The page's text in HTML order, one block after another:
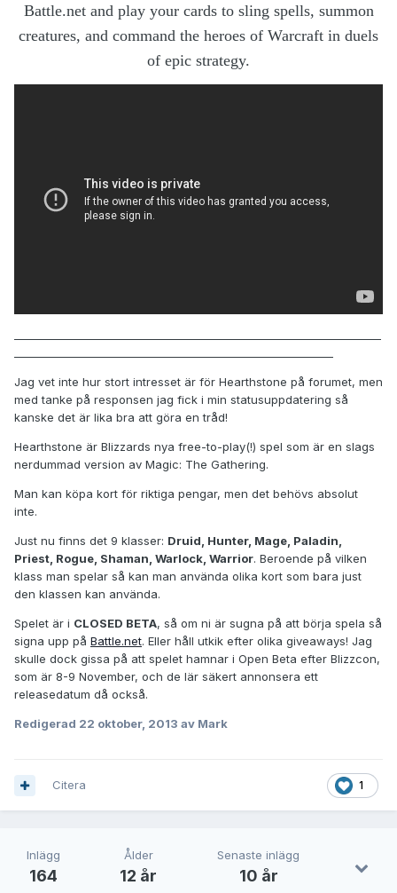
Battle.net and play your cards to sling spells, summon
creatures, and command the heroes of Warcraft in duels
of epic strategy.
Jag vet inte hur stort intresset är för Hearthstone på forumet, men
med tanke på responsen jag fick i min statusuppdatering så
kanske det är lika bra att göra en tråd!
Hearthstone är Blizzards nya free-to-play(!) spel som är en slags
nerdummad version av Magic: The Gathering.
Man kan köpa kort för riktiga pengar, men det behövs absolut
inte.
Just nu finns det 9 klasser: Druid, Hunter, Mage, Paladin,
Priest, Rogue, Shaman, Warlock, Warrior. Beroende på vilken
klass man spelar så kan man använda olika kort som bara just
den klassen kan använda.
Spelet är i CLOSED BETA, så om ni är sugna på att börja spela så
signa upp på Battle.net. Eller håll utkik efter olika giveaways! Jag
skulle dock gissa på att spelet hamnar i Open Beta efter Blizzcon,
som är 8-9 November, och de lär säkert annonsera ett
releasedatum då också.
Redigerad 22 oktober, 2013 av Mark
1
Citera
Inlägg
164
Ålder
12 år
Senaste inlägg
10 år